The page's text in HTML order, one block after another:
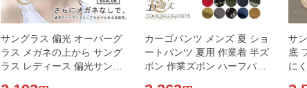
サングラス 偏光 オーバーグ
ラス メガネの上から サング
ラス レディース 偏光サング
カーゴパンツ メンズ 夏 ショ
ートパンツ 夏用 作業着 半ズ
ボン 作業ズボン ハーフパン
サ
底
に